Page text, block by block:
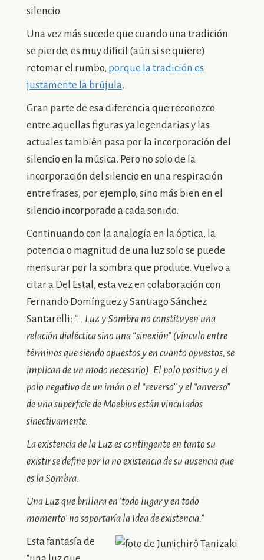
silencio.
Una vez más sucede que cuando una tradición
se pierde, es muy difícil (aún si se quiere)
retomar el rumbo, porque la tradición es
justamente la brújula.
Gran parte de esa diferencia que reconozco
entre aquellas figuras ya legendarias y las
actuales también pasa por la incorporación del
silencio en la música. Pero no solo de la
incorporación del silencio en una respiración
entre frases, por ejemplo, sino más bien en el
silencio incorporado a cada sonido.
Continuando con la analogía en la óptica, la
potencia o magnitud de una luz solo se puede
mensurar por la sombra que produce. Vuelvo a
citar a Del Estal, esta vez en colaboración con
Fernando Domínguez y Santiago Sánchez
Santarelli: “… Luz y Sombra no constituyen una
relación dialéctica sino una “sinexión” (vínculo entre
términos que siendo opuestos y en cuanto opuestos, se
implican de un modo necesario). El polo positivo y el
polo negativo de un imán o el “reverso” y el “anverso”
de una superficie de Moebius están vinculados
sinectivamente.
La existencia de la Luz es contingente en tanto su
existir se define por la no existencia de su ausencia que
es la Sombra.
Una Luz que brillara en ‘todo lugar y en todo
momento’ no soportaría la Idea de existencia.”
Esta fantasía de